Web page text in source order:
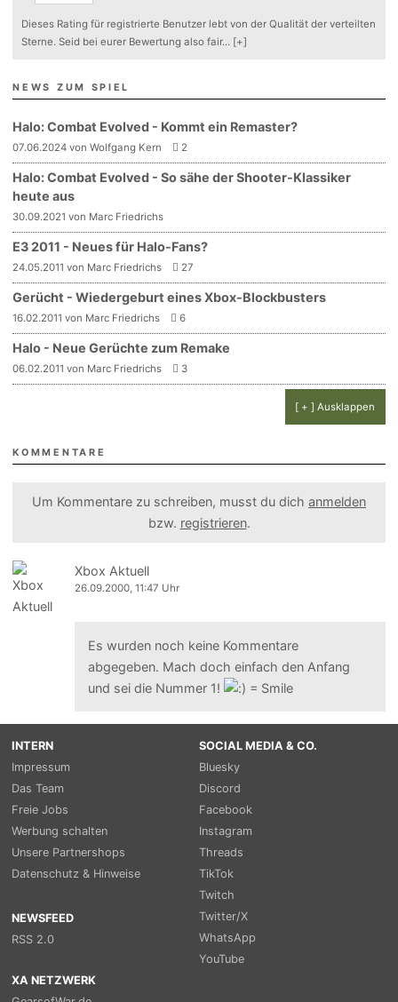
Dieses Rating für registrierte Benutzer lebt von der Qualität der verteilten
Sterne. Seid bei eurer Bewertung also fair... [+]
NEWS ZUM SPIEL
Halo: Combat Evolved - Kommt ein Remaster?
07.06.2024 von Wolfgang Kern 2
Halo: Combat Evolved - So sähe der Shooter-Klassiker
heute aus
30.09.2021 von Marc Friedrichs
E3 2011 - Neues für Halo-Fans?
24.05.2011 von Marc Friedrichs 27
Gerücht - Wiedergeburt eines Xbox-Blockbusters
16.02.2011 von Marc Friedrichs 6
Halo - Neue Gerüchte zum Remake
06.02.2011 von Marc Friedrichs 3
[ + ] Ausklappen
KOMMENTARE
Um Kommentare zu schreiben, musst du dich anmelden
bzw. registrieren.
Xbox Aktuell
26.09.2000, 11:47 Uhr
Es wurden noch keine Kommentare
abgegeben. Mach doch einfach den Anfang
und sei die Nummer 1!
INTERN
Impressum
Das Team
Freie Jobs
Werbung schalten
Unsere Partnershops
Datenschutz & Hinweise
NEWSFEED
RSS 2.0
SOCIAL MEDIA & CO.
Bluesky
Discord
Facebook
Instagram
Threads
TikTok
Twitch
Twitter/X
WhatsApp
YouTube
XA NETZWERK